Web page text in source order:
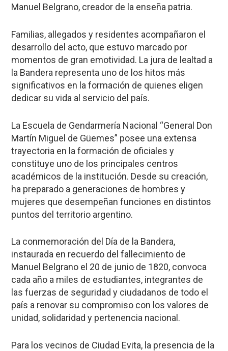
Manuel Belgrano, creador de la enseña patria.
Familias, allegados y residentes acompañaron el
desarrollo del acto, que estuvo marcado por
momentos de gran emotividad. La jura de lealtad a
la Bandera representa uno de los hitos más
significativos en la formación de quienes eligen
dedicar su vida al servicio del país.
La Escuela de Gendarmería Nacional “General Don
Martín Miguel de Güemes” posee una extensa
trayectoria en la formación de oficiales y
constituye uno de los principales centros
académicos de la institución. Desde su creación,
ha preparado a generaciones de hombres y
mujeres que desempeñan funciones en distintos
puntos del territorio argentino.
La conmemoración del Día de la Bandera,
instaurada en recuerdo del fallecimiento de
Manuel Belgrano el 20 de junio de 1820, convoca
cada año a miles de estudiantes, integrantes de
las fuerzas de seguridad y ciudadanos de todo el
país a renovar su compromiso con los valores de
unidad, solidaridad y pertenencia nacional.
Para los vecinos de Ciudad Evita, la presencia de la